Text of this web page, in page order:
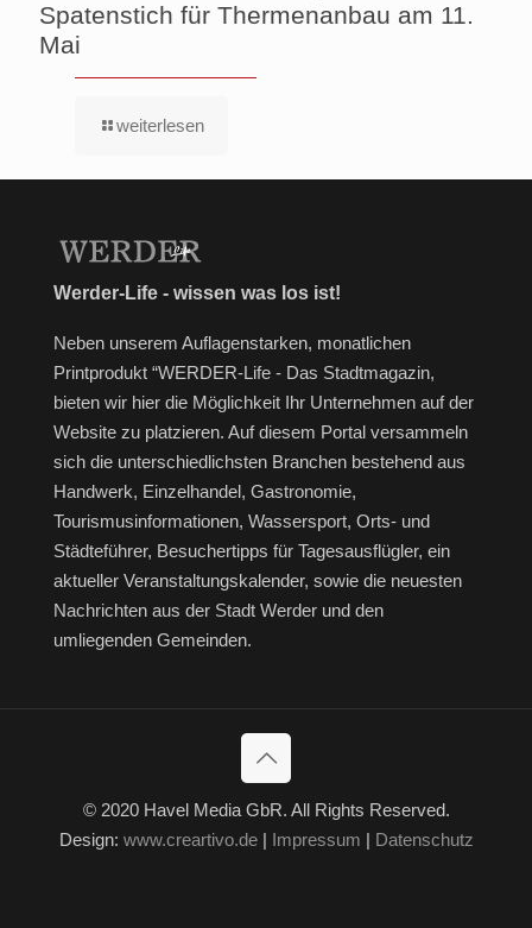
Spatenstich für Thermenanbau am 11.
Mai
weiterlesen
Werder-Life - wissen was los ist!
Neben unserem Auflagenstarken, monatlichen
Printprodukt “WERDER-Life - Das Stadtmagazin,
bieten wir hier die Möglichkeit Ihr Unternehmen auf der
Website zu platzieren. Auf diesem Portal versammeln
sich die unterschiedlichsten Branchen bestehend aus
Handwerk, Einzelhandel, Gastronomie,
Tourismusinformationen, Wassersport, Orts- und
Städteführer, Besuchertipps für Tagesausflügler, ein
aktueller Veranstaltungskalender, sowie die neuesten
Nachrichten aus der Stadt Werder und den
umliegenden Gemeinden.
© 2020 Havel Media GbR. All Rights Reserved.
Design: www.creartivo.de| Impressum | Datenschutz